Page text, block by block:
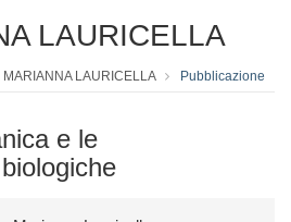
LAURICELLA
MARIANNA LAURICELLA Pubblicazione
e le